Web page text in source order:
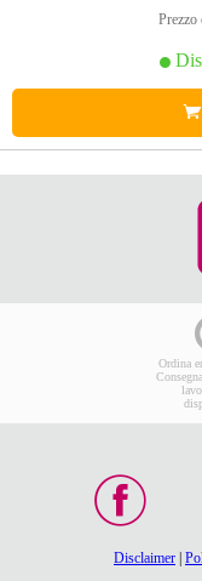
Prezzo
Ordina
Disclaimer